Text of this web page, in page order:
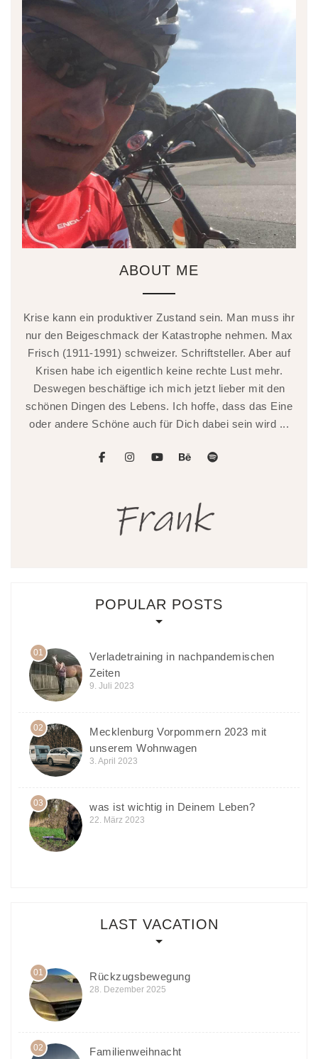
ABOUT ME
Krise kann ein produktiver Zustand sein. Man muss ihr
nur den Beigeschmack der Katastrophe nehmen. Max
Frisch (1911-1991) schweizer. Schriftsteller. Aber auf
Krisen habe ich eigentlich keine rechte Lust mehr.
Deswegen beschäftige ich mich jetzt lieber mit den
schönen Dingen des Lebens. Ich hoffe, dass das Eine
oder andere Schöne auch für Dich dabei sein wird ...
POPULAR POSTS
01
Verladetraining in nachpandemischen
Zeiten
9. Juli 2023
02
Mecklenburg Vorpommern 2023 mit
unserem Wohnwagen
3. April 2023
03 was ist wichtig in Deinem Leben?
22. März 2023
LAST VACATION
01 Rückzugsbewegung
28. Dezember 2025
02 Familienweihnacht